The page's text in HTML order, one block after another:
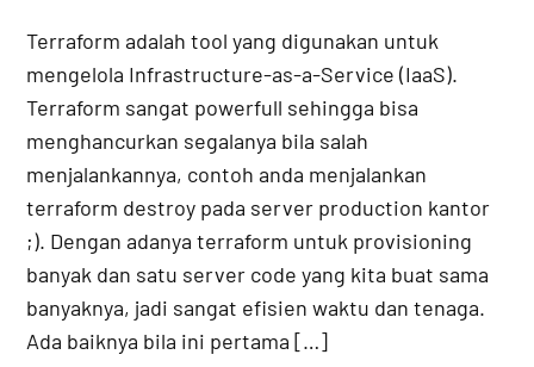
Terraform adalah tool yang digunakan untuk
mengelola Infrastructure-as-a-Service (IaaS).
Terraform sangat powerfull sehingga bisa
menghancurkan segalanya bila salah
menjalankannya, contoh anda menjalankan
terraform destroy pada server production kantor
;). Dengan adanya terraform untuk provisioning
banyak dan satu server code yang kita buat sama
banyaknya, jadi sangat efisien waktu dan tenaga.
Ada baiknya bila ini pertama […]